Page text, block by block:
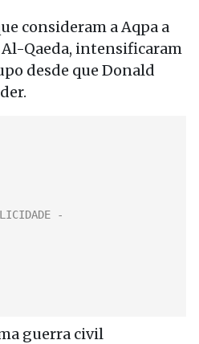
consideram a Aqpa a
Qaeda, intensificaram
desde que Donald
guerra civil